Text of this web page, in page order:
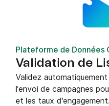
Plateforme de Données
Validation de
Validez
l'envoi de campagnes
et les taux d'engagement.